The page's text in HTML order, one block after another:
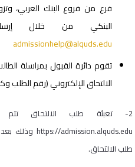
فرع من فروع البنك العربي،
البنكي من خلال
admissionhelp@alquds.edu
تقوم دائرة القبول بمراسلة
الالتحاق الإلكتروني (رقم الطلب
2- تعبئة طلب الالتحاق تتم الكترونياً من خلال الرابط :
https://admission.alquds.edu وذلك
طلب الالتحاق.